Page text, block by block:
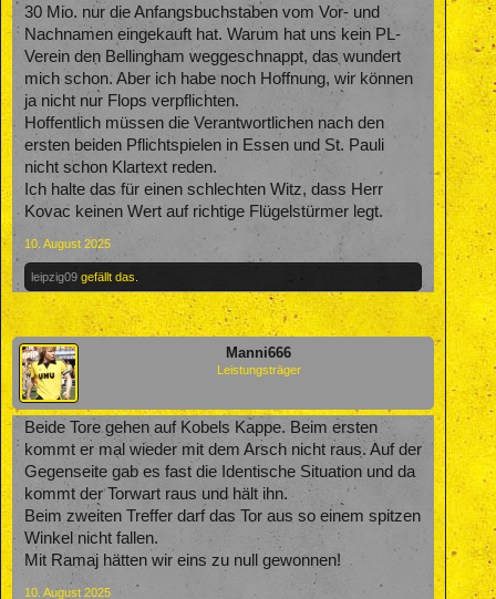
30 Mio. nur die Anfangsbuchstaben vom Vor- und
Nachnamen eingekauft hat. Warum hat uns kein PL-
Verein den Bellingham weggeschnappt, das wundert
mich schon. Aber ich habe noch Hoffnung, wir können
ja nicht nur Flops verpflichten.
Hoffentlich müssen die Verantwortlichen nach den
ersten beiden Pflichtspielen in Essen und St. Pauli
nicht schon Klartext reden.
Ich halte das für einen schlechten Witz, dass Herr
Kovac keinen Wert auf richtige Flügelstürmer legt.
10. August 2025
leipzig09 gefällt das.
Manni666
Leistungsträger
Beide Tore gehen auf Kobels Kappe. Beim ersten
kommt er mal wieder mit dem Arsch nicht raus. Auf der
Gegenseite gab es fast die Identische Situation und da
kommt der Torwart raus und hält ihn.
Beim zweiten Treffer darf das Tor aus so einem spitzen
Winkel nicht fallen.
Mit Ramaj hätten wir eins zu null gewonnen!
10. August 2025